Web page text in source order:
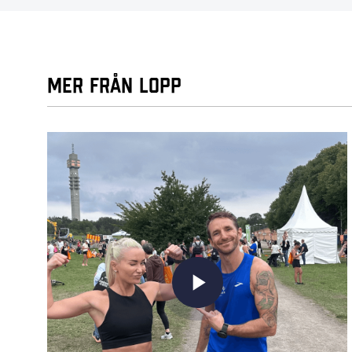
Mer från Lopp
play_arrow